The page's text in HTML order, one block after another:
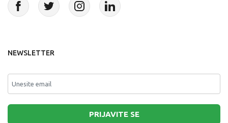
NEWSLETTER
PRIJAVITE SE